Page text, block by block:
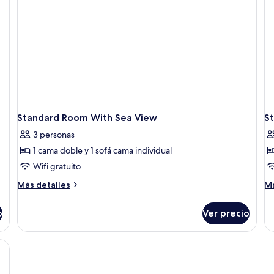
Standard Room With Sea View
3 personas
1 cama doble y 1 sofá cama individual
Wifi gratuito
Más detalles
Más
Room
Ver precio